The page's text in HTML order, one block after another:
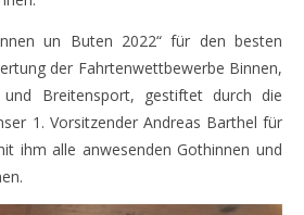
un Buten 2022“ für den besten
der Fahrtenwettbewerbe Binnen,
und Breitensport, gestiftet durch die
1. Vorsitzender Andreas Barthel für
ihm alle anwesenden Gothinnen und